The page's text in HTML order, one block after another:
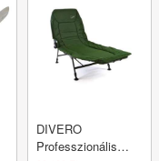
DIVERO
Professzionális